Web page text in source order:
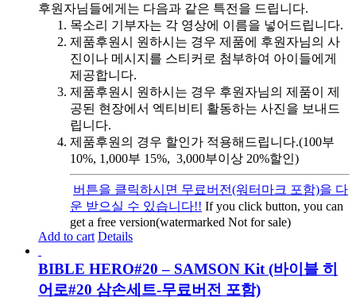
후원자님들에게는 다음과 같은 특전을 드립니다.
목소리 기부자는 각 영상에 이름을 넣어드립니다.
제품후원시 원하시는 경우 제품에 후원자님의 사
진이나 메시지를 스티커로 첨부하여 아이들에게
제공합니다.
제품후원시 원하시는 경우 후원자님의 제품이 제
공된 현장에서 엑티비티 활동하는 사진을 보내드
립니다.
제품후원의 경우 할인가 적용해드립니다.(100부
10%, 1,000부 15%, 3,000부이상 20%할인)
버튼을 클릭하시면 무료버전(워터마크 포함)을 다
운 받으실 수 있습니다!! If you click button, you can
get a free version(watermarked Not for sale)
Add to cart Details
BIBLE HERO#20 – SAMSON Kit (바이블 히
어로#20 삼손세트-무료버전 포함)